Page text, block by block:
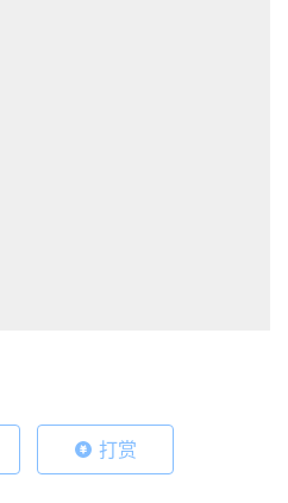
打赏